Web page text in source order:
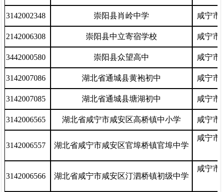
3142002348 崇阳县肖岭中学 咸宁
2142006308 崇阳县中立寄宿学校 咸宁
3442000580 崇阳县众望高中 咸宁
3142007086 湖北省通城县黄袍初中 咸宁
3142007085 湖北省通城县塘湖初中 咸宁
3142006565 湖北省咸宁市咸安区高桥镇中小学 咸宁
3142006557 湖北省咸宁市咸安区官埠桥镇官埠中学
咸宁
3142006566 湖北省咸宁市咸安区汀泗桥镇初级中学
咸宁